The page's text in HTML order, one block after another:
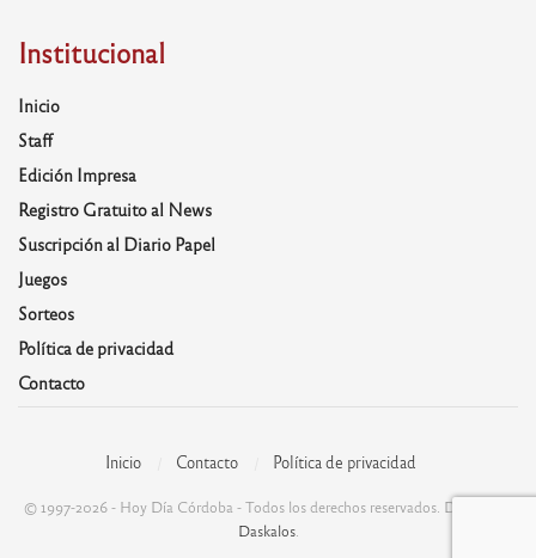
Institucional
Inicio
Staff
Edición Impresa
Registro Gratuito al News
Suscripción al Diario Papel
Juegos
Sorteos
Política de privacidad
Contacto
Inicio Contacto Política de privacidad
© 1997-2026 - Hoy Día Córdoba - Todos los derechos reservados. Desarrolla:
Daskalos.